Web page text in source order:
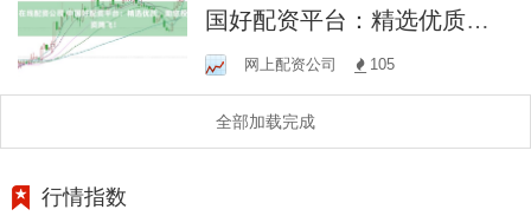
国好配资平台：精选优质，
助您投资腾飞！
网上配资公司 105
全部加载完成
行情指数